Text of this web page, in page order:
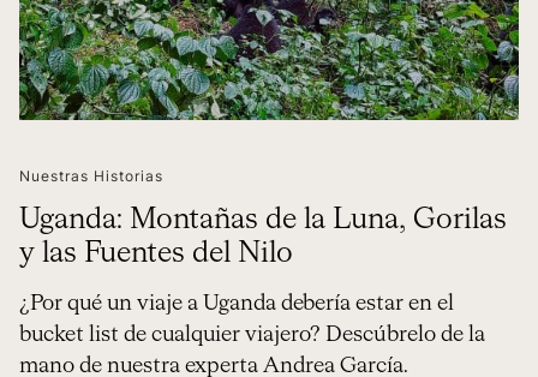
Nuestras Historias
Uganda: Montañas de la Luna, Gorilas
y las Fuentes del Nilo
¿Por qué un viaje a Uganda debería estar en el
bucket list de cualquier viajero? Descúbrelo de la
mano de nuestra experta Andrea García.